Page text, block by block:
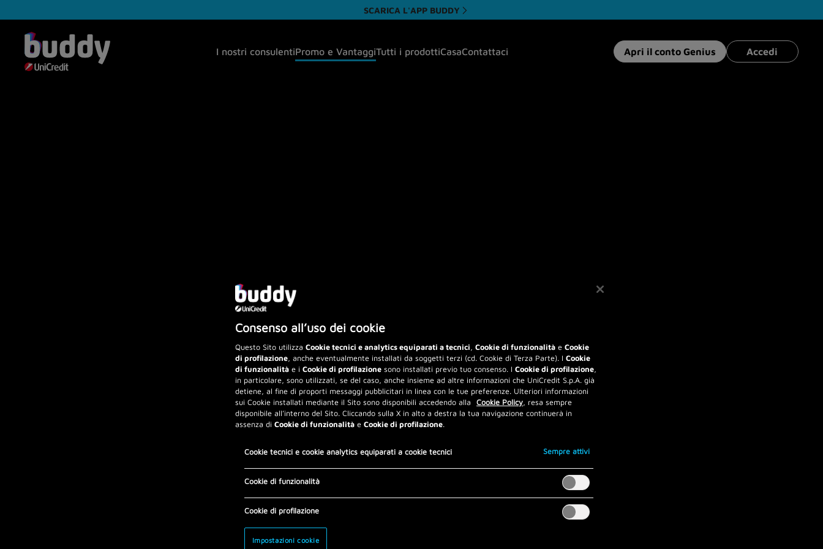
SCARICA L'APP BUDDY
I nostri consulentiPromo e VantaggiTutti i prodottiCasaContattaci Apri il conto Genius Accedi
Consenso all’uso dei cookie
Questo Sito utilizza Cookie tecnici e analytics equiparati a tecnici, Cookie di funzionalità e Cookie
di profilazione, anche eventualmente installati da soggetti terzi (cd. Cookie di Terza Parte). I Cookie
di funzionalità e i Cookie di profilazione sono installati previo tuo consenso. I Cookie di profilazione,
in particolare, sono utilizzati, se del caso, anche insieme ad altre informazioni che UniCredit S.p.A. già
detiene, al fine di proporti messaggi pubblicitari in linea con le tue preferenze. Ulteriori informazioni
sui Cookie installati mediante il Sito sono disponibili accedendo alla
Cookie Policy, resa sempre
disponibile all’interno del Sito. Cliccando sulla X in alto a destra la tua navigazione continuerà in
assenza di Cookie di funzionalità e Cookie di profilazione.
Cookie tecnici e cookie analytics equiparati a cookie tecnici Sempre attivi
Cookie di funzionalità
Cookie di profilazione
Impostazioni cookie